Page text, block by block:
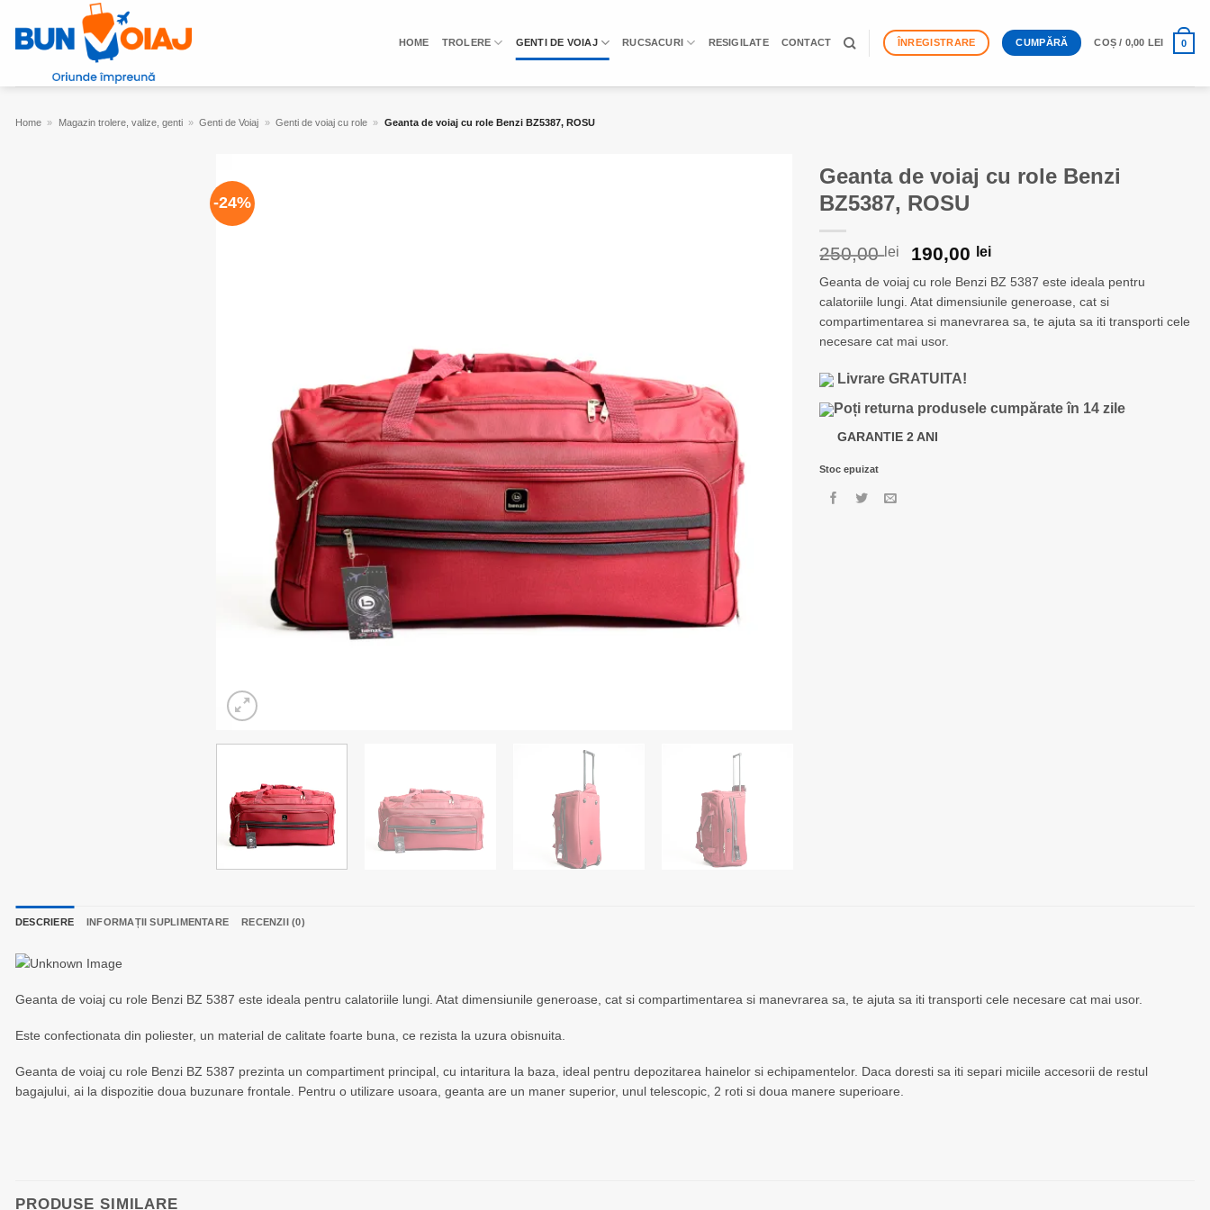
content
HOME TROLERE GENTI DE VOIAJ RUCSACURI RESIGILATE CONTACT ÎNREGISTRARE CUMPĂRĂ COȘ / 0,00 LEI 0
Home » Magazin trolere, valize, genti » Genti de Voiaj » Genti de voiaj cu role » Geanta de voiaj cu role Benzi BZ5387, ROSU
-24%
Geanta de voiaj cu role Benzi
BZ5387, ROSU
250,00lei
Prețul
a
fost:
250,00 lei.
190,00 leiPrețul
este:
190,00 lei.
Geanta de voiaj cu role Benzi BZ 5387 este ideala pentru
calatoriile lungi. Atat dimensiunile generoase, cat si
compartimentarea si manevrarea sa, te ajuta sa iti transporti cele
necesare cat mai usor.
Livrare GRATUITA!
Poți returna produsele cumpărate în 14 zile
GARANTIE 2 ANI
Stoc epuizat
DESCRIERE INFORMAȚII SUPLIMENTARE RECENZII (0)
Geanta de voiaj cu role Benzi BZ 5387 este ideala pentru calatoriile lungi. Atat dimensiunile generoase, cat si compartimentarea si manevrarea sa, te ajuta sa iti transporti cele necesare cat mai usor.
Este confectionata din poliester, un material de calitate foarte buna, ce rezista la uzura obisnuita.
Geanta de voiaj cu role Benzi BZ 5387 prezinta un compartiment principal, cu intaritura la baza, ideal pentru depozitarea hainelor si echipamentelor. Daca doresti sa iti separi miciile accesorii de restul
bagajului, ai la dispozitie doua buzunare frontale. Pentru o utilizare usoara, geanta are un maner superior, unul telescopic, 2 roti si doua manere superioare.
PRODUSE SIMILARE